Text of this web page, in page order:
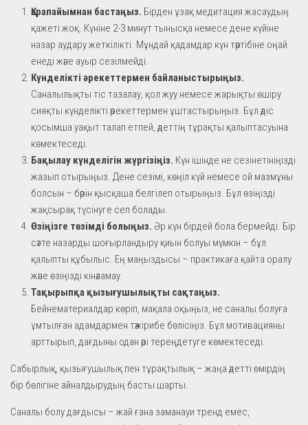
Қарапайымнан бастаңыз. Бірден ұзақ медитация жасаудың
қажеті жоқ. Күніне 2-3 минут тынысқа немесе дене күйіне
назар аудару жеткілікті. Мұндай қадамдар күн тәртібіне оңай
енеді және ауыр сезілмейді.
Күнделікті әрекеттермен байланыстырыңыз.
Саналылықты тіс тазалау, қол жуу немесе жарықты өшіру
сияқты күнделікті әрекеттермен ұштастырыңыз. Бұл әдіс
қосымша уақыт талап етпей, әдеттің тұрақты қалыптасуына
көмектеседі.
Бақылау күнделігін жүргізіңіз. Күн ішінде не сезінетініңізді
жазып отырыңыз. Дене сезімі, көңіл күй немесе ой мазмұны
болсын – бәрін қысқаша белгілеп отырыңыз. Бұл өзіңізді
жақсырақ түсінуге сеп болады.
Өзіңізге төзімді болыңыз. Әр күн бірдей бола бермейді. Бір
сәтте назарды шоғырландыру қиын болуы мүмкін – бұл
қалыпты құбылыс. Ең маңыздысы – практикаға қайта оралу
және өзіңізді кінәламау.
Тақырыпқа қызығушылықты сақтаңыз.
Бейнематериалдар көріп, мақала оқыңыз, не саналы болуға
ұмтылған адамдармен тәжірибе бөлісіңіз. Бұл мотивацияны
арттырып, дағдыны одан әрі тереңдетуге көмектеседі.
Сабырлық, қызығушылық пен тұрақтылық – жаңа әдетті өмірдің
бір бөлігіне айналдырудың басты шарты.
Саналы болу дағдысы – жай ғана заманауи тренд емес,